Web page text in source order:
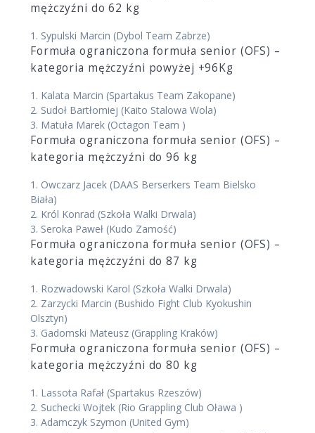
mężczyźni do 62 kg
1. Sypulski Marcin (Dybol Team Zabrze)
Formuła ograniczona formuła senior (OFS) –
kategoria mężczyźni powyżej +96Kg
1. Kalata Marcin (Spartakus Team Zakopane)
2. Sudoł Bartłomiej (Kaito Stalowa Wola)
3. Matuła Marek (Octagon Team )
Formuła ograniczona formuła senior (OFS) –
kategoria mężczyźni do 96 kg
1. Owczarz Jacek (DAAS Berserkers Team Bielsko
Biała)
2. Król Konrad (Szkoła Walki Drwala)
3. Seroka Paweł (Kudo Zamość)
Formuła ograniczona formuła senior (OFS) –
kategoria mężczyźni do 87 kg
1. Rozwadowski Karol (Szkoła Walki Drwala)
2. Zarzycki Marcin (Bushido Fight Club Kyokushin
Olsztyn)
3. Gadomski Mateusz (Grappling Kraków)
Formuła ograniczona formuła senior (OFS) –
kategoria mężczyźni do 80 kg
1. Lassota Rafał (Spartakus Rzeszów)
2. Suchecki Wojtek (Rio Grappling Club Oława )
3. Adamczyk Szymon (United Gym)